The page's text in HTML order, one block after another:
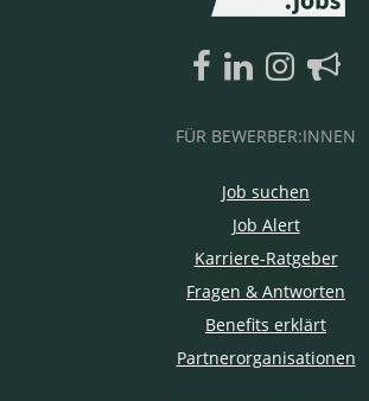
FÜR BEWERBER:INNEN
Job suchen
Job Alert
Karriere-Ratgeber
Fragen & Antworten
Benefits erklärt
Partnerorganisationen